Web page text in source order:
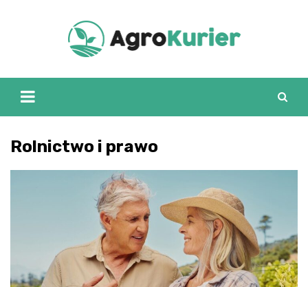
Rolnictwo i prawo